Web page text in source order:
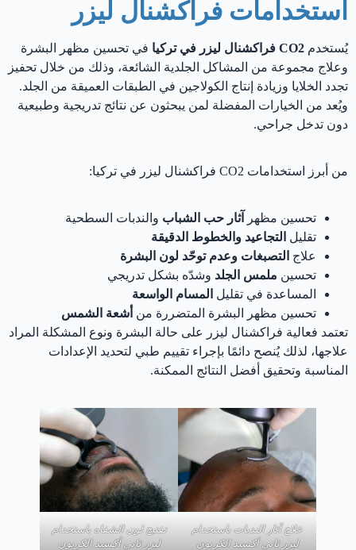
استخدامات فراكشنال ليزر
يُستخدم CO2 فراكشنال ليزر في تركيا
في تحسين مظهر البشرة
وعلاج مجموعة من المشاكل الجلدية الشائعة، وذلك من خلال تحفيز
تجدد الخلايا وزيادة إنتاج الكولاجين في الطبقات العميقة من الجلد.
ويُعد من الخيارات المفضلة لمن يبحثون عن نتائج تدريجية وطبيعية
دون تدخل جراحي.
من أبرز استخدامات CO2 فراكشنال ليزر في تركيا:
تحسين مظهر آثار حب الشباب والندبات السطحية
تقليل التجاعيد والخطوط الدقيقة
علاج التصبغات وعدم توحّد لون البشرة
تحسين ملمس الجلد وشدّه بشكل تدريجي
المساعدة في تقليل المسام الواسعة
تحسين مظهر البشرة المتضررة من أشعة الشمس
تعتمد فعالية فراكشنال ليزر على حالة البشرة ونوع المشكلة المراد
علاجها، لذلك يُنصح دائمًا بإجراء تقييم طبي لتحديد الإعدادات
المناسبة وتحقيق أفضل النتائج الممكنة.
علاج آثار الندبات باستخدام
ليزر ثاني أكسيد الكربون
تفتيح لون الشفاه باستخدام
ليزر ثاني أكسيد الكربون